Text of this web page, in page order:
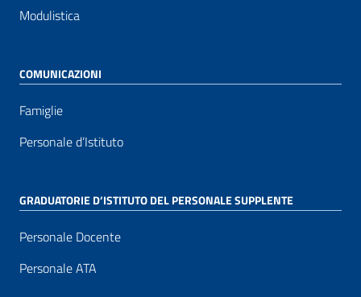
Modulistica
COMUNICAZIONI
Famiglie
Personale d’Istituto
GRADUATORIE D’ISTITUTO DEL PERSONALE SUPPLENTE
Personale Docente
Personale ATA